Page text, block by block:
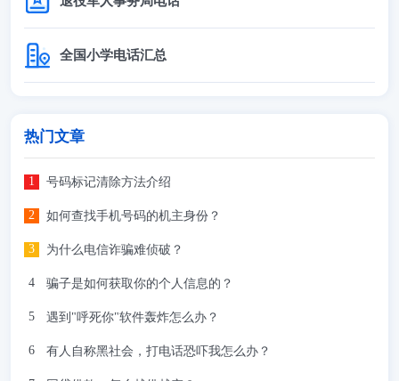
全国小学电话汇总
热门文章
号码标记清除方法介绍
如何查找手机号码的机主身份？
为什么电信诈骗难侦破？
骗子是如何获取你的个人信息的？
遇到"呼死你"软件轰炸怎么办？
有人自称黑社会，打电话恐吓我怎么办？